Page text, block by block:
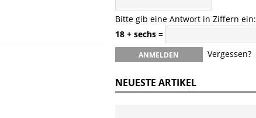
Bitte gib eine Antwort in Ziffern ein:
18 + sechs =
Vergessen?
NEUESTE ARTIKEL